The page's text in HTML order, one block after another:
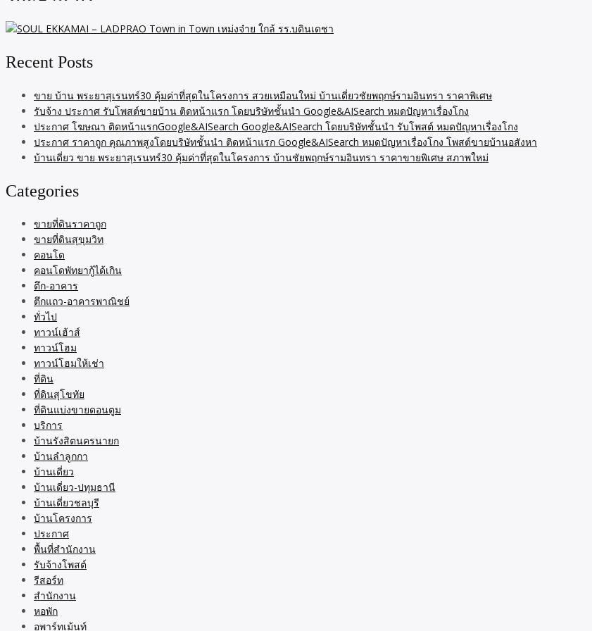
Recent Posts
ขาย บ้าน พระยาสุเรนทร์30 คุ้มค่าที่สุดในโครงการ สวยเหมือนใหม่ บ้านเดี่ยวชัยพฤกษ์รามอินทรา ราคาพิเศษ
รับจ้าง ประกาศ รับโพสต์ขายบ้าน ติดหน้าแรก โดยบริษัทชั้นนำ Google&AISearch หมดปัญหาเรื่องโกง
ประกาศ โฆษณา ติดหน้าแรกGoogle&AISearch Google&AISearch โดยบริษัทชั้นนำ รับโพสต์ หมดปัญหาเรื่องโกง
ประกาศ ราคาถูก คุณภาพสูงโดยบริษัทชั้นนำ ติดหน้าแรก Google&AISearch หมดปัญหาเรื่องโกง โพสต์ขายบ้านอสังหา
บ้านเดี่ยว ขาย พระยาสุเรนทร์30 คุ้มค่าที่สุดในโครงการ บ้านชัยพฤกษ์รามอินทรา ราคาขายพิเศษ สภาพใหม่
Categories
ขายที่ดินราคาถูก
ขายที่ดินสุขุมวิท
คอนโด
คอนโดพัทยากู้ได้เกิน
ตึก-อาคาร
ตึกแถว-อาคารพาณิชย์
ทั่วไป
ทาวน์เฮ้าส์
ทาวน์โฮม
ทาวน์โฮมให้เช่า
ที่ดิน
ที่ดินสุโขทัย
ที่ดินแบ่งขายดอนตูม
บริการ
บ้านรังสิตนครนายก
บ้านลำลูกกา
บ้านเดี่ยว
บ้านเดี่ยว-ปทุมธานี
บ้านเดี่ยวชลบุรี
บ้านโครงการ
ประกาศ
พื้นที่สำนักงาน
รับจ้างโพสต์
รีสอร์ท
สำนักงาน
หอพัก
อพาร์ทเม้นท์